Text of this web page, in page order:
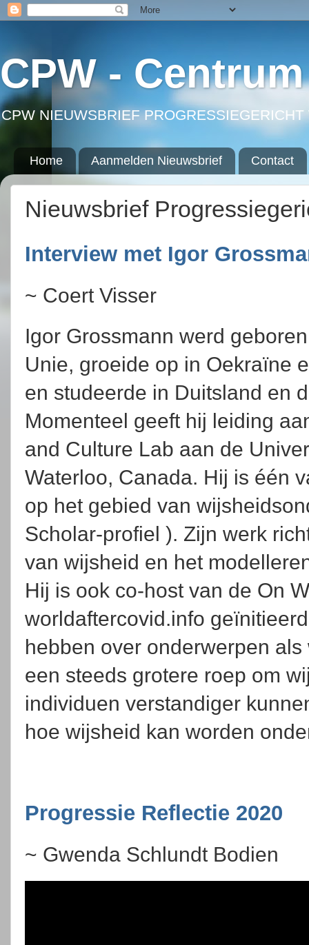
CPW -
CPW NIEUWSBRIEF
Home Aanmelden Nieuwsbrief Contact
Nieuwsbrief
Interview met Igor
~ Coert Visser
Igor Grossmann werd
Unie, groeide op in Oekraïne
en studeerde in Duitsland en
Momenteel geeft hij leiding
and Culture Lab aan de
Waterloo, Canada. Hij is één
op het gebied van
Scholar-profiel ). Zijn werk
van wijsheid en het
Hij is ook co-host van de On
worldaftercovid.info
hebben over onderwerpen
een steeds grotere roep om
individuen verstandiger
hoe wijsheid kan worden
Progressie Reflectie 2020
~ Gwenda Schlundt Bodien